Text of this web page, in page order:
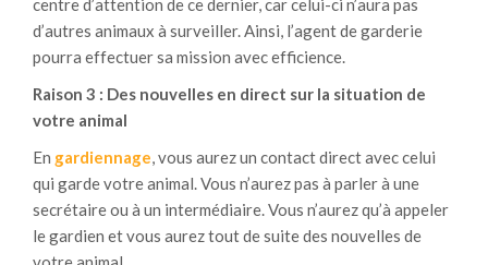
centre d’attention de ce dernier, car celui-ci n’aura pas
d’autres animaux à surveiller. Ainsi, l’agent de garderie
pourra effectuer sa mission avec efficience.
Raison 3 : Des nouvelles en direct sur la situation de
votre animal
En gardiennage, vous aurez un contact direct avec celui
qui garde votre animal. Vous n’aurez pas à parler à une
secrétaire ou à un intermédiaire. Vous n’aurez qu’à appeler
le gardien et vous aurez tout de suite des nouvelles de